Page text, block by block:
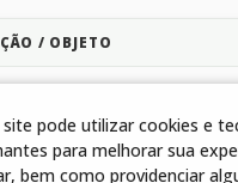
/ OBJETO
pode utilizar cookies e
para melhorar sua
bem como providenciar